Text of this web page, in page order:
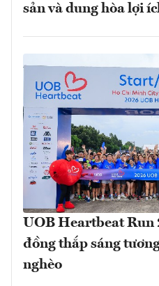
sản và dung hòa lợi
UOB Heartbeat
đồng thắp sáng
nghèo